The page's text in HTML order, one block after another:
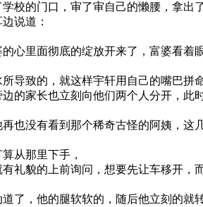
校的门口，审了审自己的懒腰，拿出
说道：
里面彻底的绽放开来了，富婆看着
导致的，就这样宇轩用自己的嘴巴
的家长也立刻向他们两个人分开，
也没有看到那个稀奇古怪的阿姨，
从那里下手，
礼貌的上前询问，想要先让车移开
，他的腿软软的，随后他立刻的就